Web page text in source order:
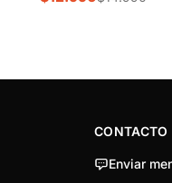
CONTACTO
Enviar